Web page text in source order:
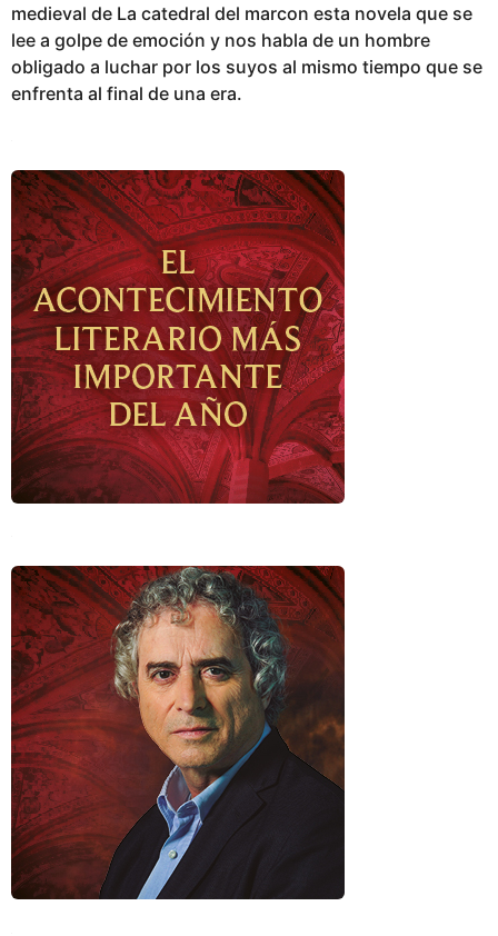
medieval de La catedral del marcon esta novela que se
lee a golpe de emoción y nos habla de un hombre
obligado a luchar por los suyos al mismo tiempo que se
enfrenta al final de una era.